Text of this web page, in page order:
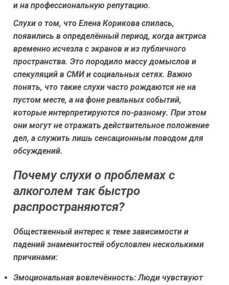
и на профессиональную репутацию.
Слухи о том, что Елена Корикова спилась,
появились в определённый период, когда актриса
временно исчезла с экранов и из публичного
пространства. Это породило массу домыслов и
спекуляций в СМИ и социальных сетях. Важно
понять, что такие слухи часто рождаются не на
пустом месте, а на фоне реальных событий,
которые интерпретируются по-разному. При этом
они могут не отражать действительное положение
дел, а служить лишь сенсационным поводом для
обсуждений.
Почему слухи о проблемах с
алкоголем так быстро
распространяются?
Общественный интерес к теме зависимости и
падений знаменитостей обусловлен несколькими
причинами:
Эмоциональная вовлечённость:Люди чувствуют